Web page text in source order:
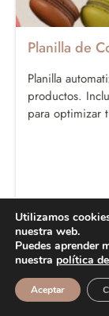
Planilla de
Planilla
productos.
para optimizar
Utilizamos
nuestra web.
Puedes aprender
nuestra política
Aceptar